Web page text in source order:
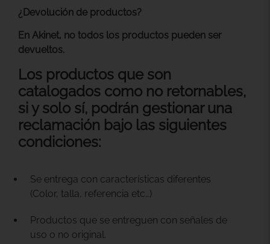
¿Devolución de productos?
En Akinet, no todos los productos pueden ser
devueltos.
Los productos que son
catalogados como no retornables,
si y solo sí, podrán gestionar una
reclamación bajo las siguientes
condiciones:
Se entrega con características diferentes
(Color, talla, referencia etc…)
Productos que se entreguen con señales de
uso o no original.